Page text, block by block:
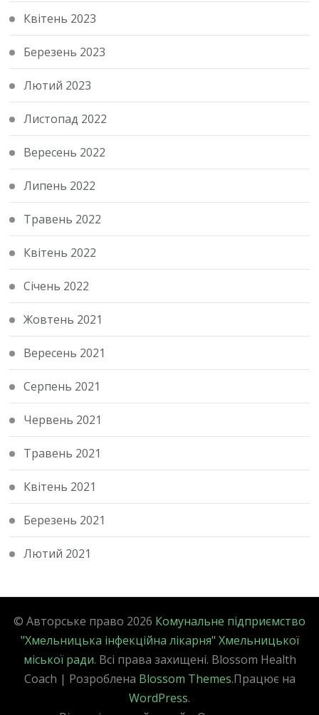
Квітень 2023
Березень 2023
Лютий 2023
Листопад 2022
Вересень 2022
Липень 2022
Травень 2022
Квітень 2022
Січень 2022
Жовтень 2021
Вересень 2021
Серпень 2021
Червень 2021
Травень 2021
Квітень 2021
Березень 2021
Лютий 2021
© Авторське право 2026 Комунальне підприємство
"Хмельницька інфекційна лікарня" Хмельницької
міської ради. Всі права захищені. Blossom Health
Coach | Розроблена Blossom Themes.Працює на
WordPress.